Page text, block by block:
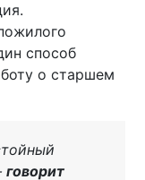
способ
о старшем
говорит